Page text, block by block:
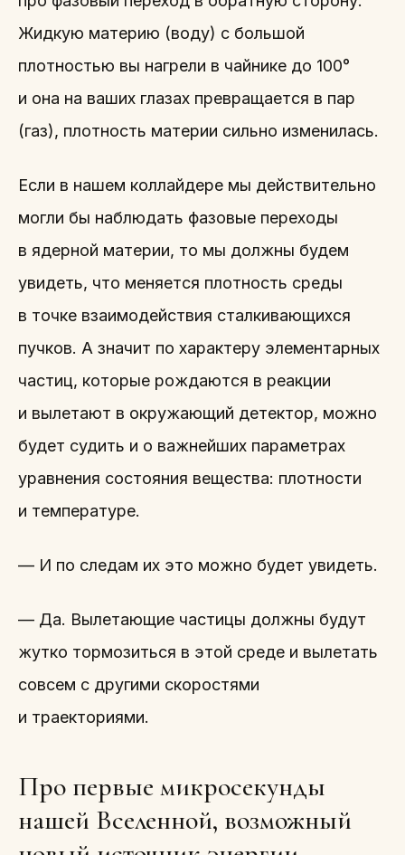
Жидкую материю (воду) с большой
плотностью вы нагрели в чайнике до 100°
и она на ваших глазах превращается в пар
(газ), плотность материи сильно изменилась.
Если в нашем коллайдере мы действительно
могли бы наблюдать фазовые переходы
в ядерной материи, то мы должны будем
увидеть, что меняется плотность среды
в точке взаимодействия сталкивающихся
пучков. А значит по характеру элементарных
частиц, которые рождаются в реакции
и вылетают в окружающий детектор, можно
будет судить и о важнейших параметрах
уравнения состояния вещества: плотности
и температуре.
— И по следам их это можно будет увидеть.
— Да. Вылетающие частицы должны будут
жутко тормозиться в этой среде и вылетать
совсем с другими скоростями
и траекториями.
Про первые микросекунды
нашей Вселенной, возможный